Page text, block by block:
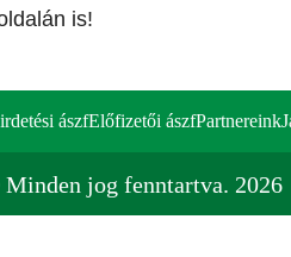
is!
ászfElőfizetői ászfPartnereink
jog fenntartva. 2026